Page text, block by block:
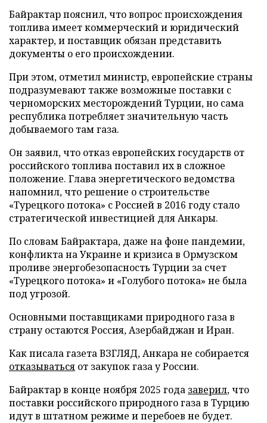
Байрактар пояснил, что вопрос происхождения
топлива имеет коммерческий и юридический
характер, и поставщик обязан представить
документы о его происхождении.
При этом, отметил министр, европейские страны
подразумевают также возможные поставки с
черноморских месторождений Турции, но сама
республика потребляет значительную часть
добываемого там газа.
Он заявил, что отказ европейских государств от
российского топлива поставил их в сложное
положение. Глава энергетического ведомства
напомнил, что решение о строительстве
«Турецкого потока» с Россией в 2016 году стало
стратегической инвестицией для Анкары.
По словам Байрактара, даже на фоне пандемии,
конфликта на Украине и кризиса в Ормузском
проливе энергобезопасность Турции за счет
«Турецкого потока» и «Голубого потока» не была
под угрозой.
Основными поставщиками природного газа в
страну остаются Россия, Азербайджан и Иран.
Как писала газета ВЗГЛЯД, Анкара не собирается
отказываться от закупок газа у России.
Байрактар в конце ноября 2025 года заверил, что
поставки российского природного газа в Турцию
идут в штатном режиме и перебоев не будет.